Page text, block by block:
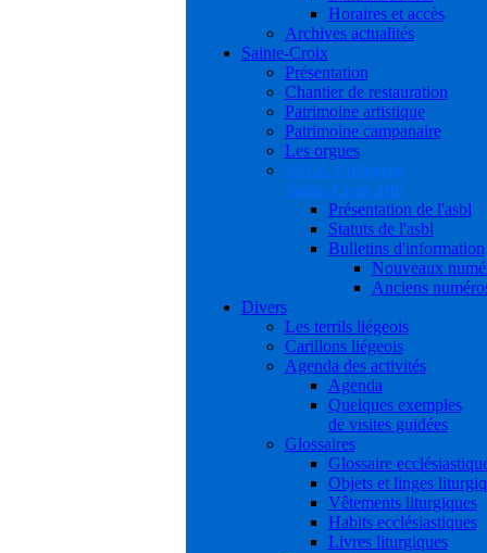
Horaires et accès
Archives actualités
Sainte-Croix
Présentation
Chantier de restauration
Patrimoine artistique
Patrimoine campanaire
Les orgues
S.O.S. Collégiale
Sainte-Croix asbl
Présentation de l'asbl
Statuts de l'asbl
Bulletins d'information
Nouveaux
Anciens
Divers
Les terrils liégeois
Carillons liégeois
Agenda des activités
Agenda
Quelques exemples
de visites guidées
Glossaires
Glossaire
Objets et linges
Vêtements liturgiques
Habits ecclésiastiques
Livres liturgiques